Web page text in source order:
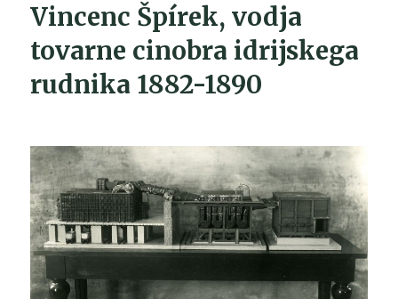
Vincenc Špírek, vodja
tovarne cinobra idrijskega
rudnika 1882-1890